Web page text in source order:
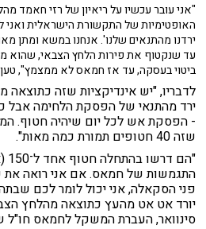
"אני עובר עכשיו על ריאיון של רזי חאמד
האופטימיות של התקשורת הישראלית ואני
ירדנו מהתנאים שלנו'. אנחנו במשא ומתן
עד שנקטוף את פירות הלחץ הצבאי, שהוא
ביטוי בעסקה, עד אז חמאס לא ממצמץ",
לדבריו, "יש אינדיקציות שזה
ירד מהתנאי של הפסקת הלחימה אבל
- הפסקת אש לכל יום שיהיה חטוף.
שזה 40 חטופים תמורת כמה מאות".
התגמשות של חמאס. אם אני רואה
פני הסקאלה, אני יכול לומר לכם
יורד אט אט מהעץ כתוצאה מהלחץ
סינוואר, העברת המשקל לחמאס חו"ל